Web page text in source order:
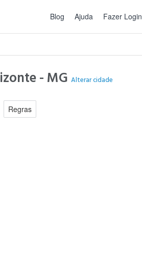
Blog Ajuda Fazer Login
- MGAlterar cidade
Regras